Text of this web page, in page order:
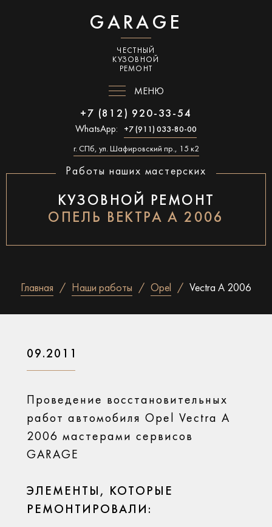
GARAGE
ЧЕСТНЫЙ
КУЗОВНОЙ
РЕМОНТ
МЕНЮ
+7 (812) 920-33-54
WhatsApp: +7 (911) 033-80-00
г. СПб, ул. Шафировский пр., 15 к2
Работы наших мастерских
КУЗОВНОЙ РЕМОНТ
ОПЕЛЬ ВЕКТРА А 2006
Главная Наши работы Opel Vectra A 2006
09.2011
Проведение восстановительных
работ автомобиля Opel Vectra A
2006 мастерами сервисов
GARAGE
ЭЛЕМЕНТЫ, КОТОРЫЕ
РЕМОНТИРОВАЛИ: